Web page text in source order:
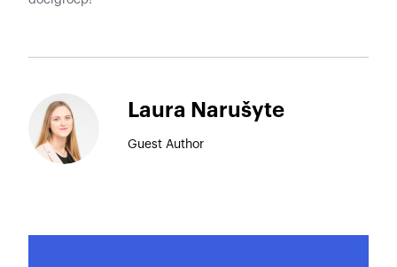
Laura Narušyte
Guest Author